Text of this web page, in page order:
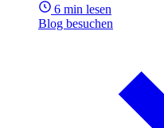
6 min lesen
Blog besuchen